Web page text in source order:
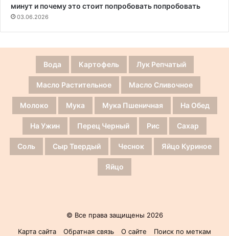
минут и почему это стоит попробовать попробовать
03.06.2026
Вода Картофель Лук Репчатый
Масло Растительное Масло Сливочное
Молоко Мука Мука Пшеничная На Обед
На Ужин Перец Черный Рис Сахар
Соль Сыр Твердый Чеснок Яйцо Куриное
Яйцо
© Все права защищены 2026
Карта сайта
Обратная связь О сайте Поиск по меткам